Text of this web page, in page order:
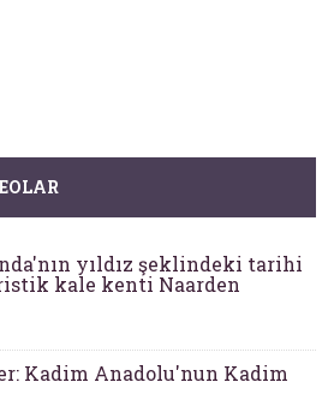
yıldız şeklindeki tarihi
kale kenti Naarden
Kadim Anadolu'nun Kadim